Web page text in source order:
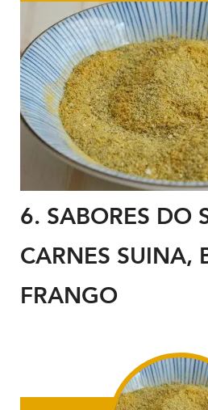
6. SABORES DO
CARNES SUINA,
FRANGO